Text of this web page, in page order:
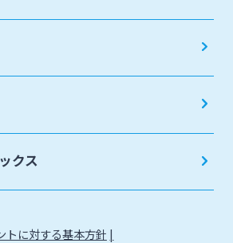
クス
トに対する基本方針